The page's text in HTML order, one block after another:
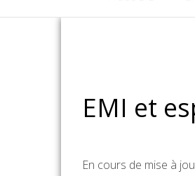
EMI et
En cours de mise à